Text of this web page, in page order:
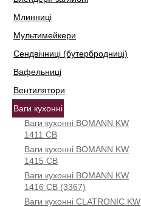
Млинниці
Мультимейкери
Сендвічниці (бутербродниці)
Вафельниці
Вентилятори
Ваги кухонні
Ваги кухонні BOMANN KW
1411 CB
Ваги кухонні BOMANN KW
1415 CB
Ваги кухонні BOMANN KW
1416 CB (3367)
Ваги кухонні CLATRONIC KW